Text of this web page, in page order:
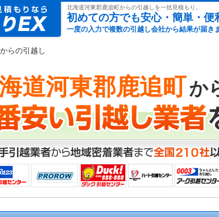
北海道河東郡鹿追町からの引越しを一括見積もり。
引越し見積もりex
初めての方でも安心・簡単・便
一度の入力で複数の引越し会社から結果が届き
らの引越し
道河東郡鹿追町か